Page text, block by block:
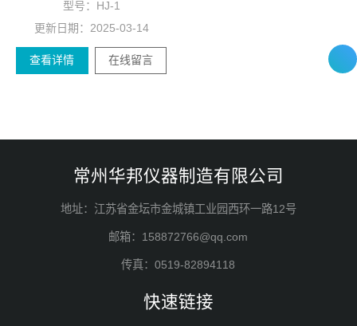
型号： HJ-1
更新日期： 2025-03-14
查看详情 在线留言
常州华邦仪器制造有限公司
地址：江苏省金坛市金城镇工业园西环一路12号
邮箱：158872766@qq.com
传真：0519-82894118
快速链接